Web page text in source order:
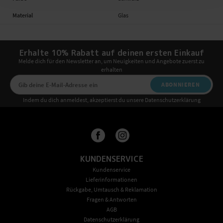
Material Glas
Erhalte 10% Rabatt auf deinen ersten Einkauf
Melde dich für den Newsletter an, um Neuigkeiten und Angebote zuerst zu
erhalten
ABONNIEREN
Indem du dich anmeldest, akzeptierst du unsere Datenschutzerklärung
KUNDENSERVICE
Kundenservice
Lieferinformationen
Rückgabe, Umtausch & Reklamation
Fragen & Antworten
AGB
Datenschutzerklärung